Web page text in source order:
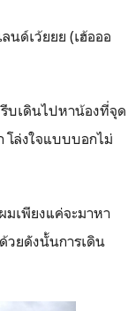
นด์เว้ยยย (เฮ้อออ
บเดินไปหาน้องที่จุด
โล่งใจแบบบอกไม่
เพียงแค่จะมาหา
วยดังนั้นการเดิน